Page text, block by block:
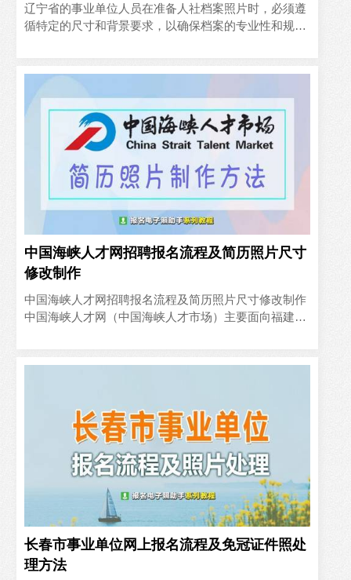
辽宁省的事业单位人员在准备人社档案照片时，必须遵
循特定的尺寸和背景要求，以确保档案的专业性和规范
中国海峡人才网招聘报名流程及简历照片尺寸
修改制作
中国海峡人才网招聘报名流程及简历照片尺寸修改制作
中国海峡人才网（中国海峡人才市场）主要面向福建省
长春市事业单位网上报名流程及免冠证件照处
理方法